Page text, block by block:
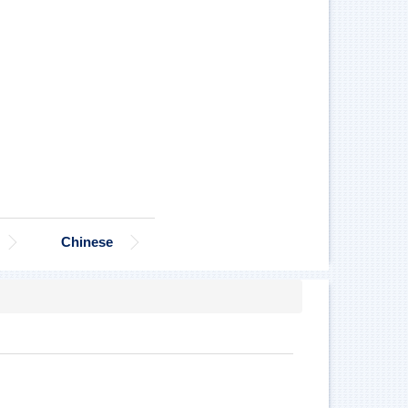
Chinese